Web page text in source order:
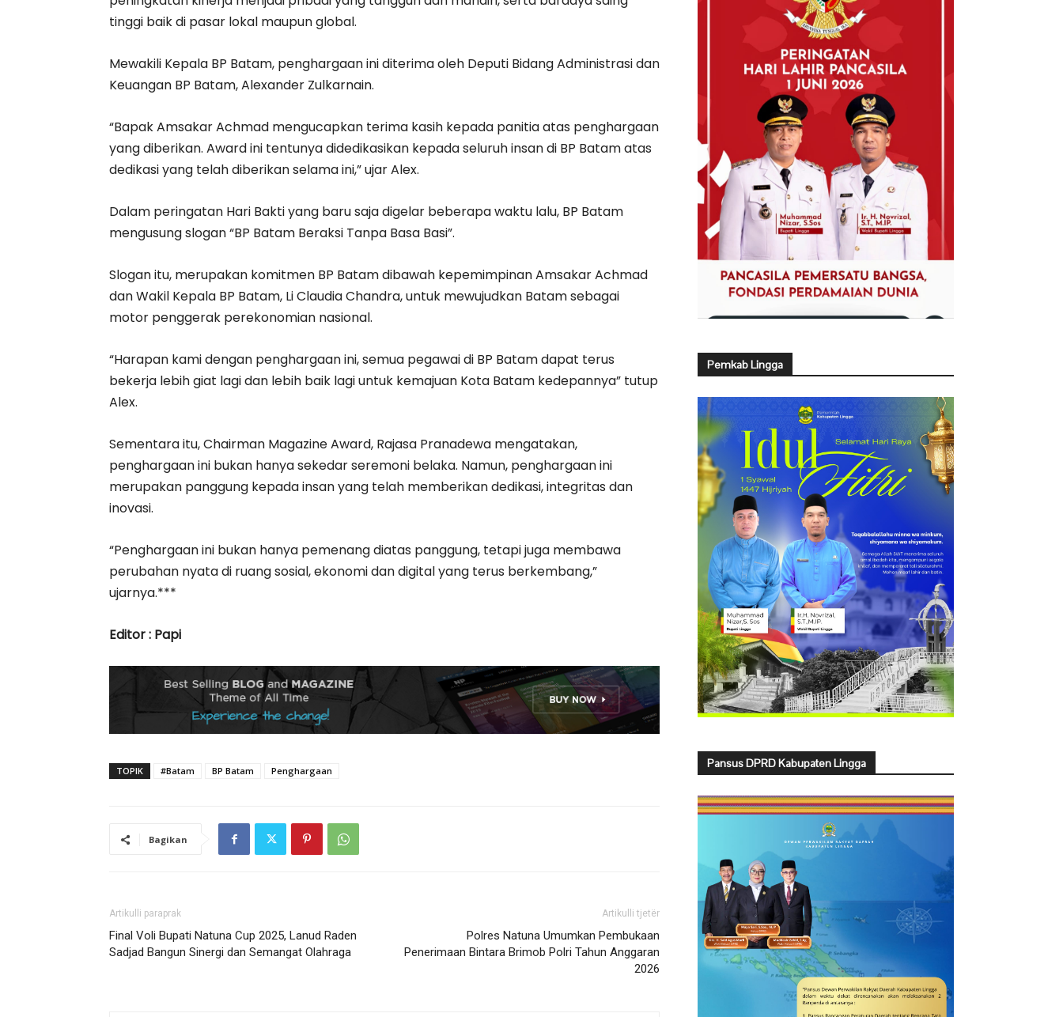
tinggi baik di pasar lokal maupun global.
Mewakili Kepala BP Batam, penghargaan ini diterima oleh Deputi Bidang Administrasi dan
Keuangan BP Batam, Alexander Zulkarnain.
“Bapak Amsakar Achmad mengucapkan terima kasih kepada panitia atas penghargaan
yang diberikan. Award ini tentunya didedikasikan kepada seluruh insan di BP Batam atas
dedikasi yang telah diberikan selama ini,” ujar Alex.
Dalam peringatan Hari Bakti yang baru saja digelar beberapa waktu lalu, BP Batam
mengusung slogan “BP Batam Beraksi Tanpa Basa Basi”.
Slogan itu, merupakan komitmen BP Batam dibawah kepemimpinan Amsakar Achmad
dan Wakil Kepala BP Batam, Li Claudia Chandra, untuk mewujudkan Batam sebagai
motor penggerak perekonomian nasional.
“Harapan kami dengan penghargaan ini, semua pegawai di BP Batam dapat terus
bekerja lebih giat lagi dan lebih baik lagi untuk kemajuan Kota Batam kedepannya” tutup
Alex.
Sementara itu, Chairman Magazine Award, Rajasa Pranadewa mengatakan,
penghargaan ini bukan hanya sekedar seremoni belaka. Namun, penghargaan ini
merupakan panggung kepada insan yang telah memberikan dedikasi, integritas dan
inovasi.
“Penghargaan ini bukan hanya pemenang diatas panggung, tetapi juga membawa
perubahan nyata di ruang sosial, ekonomi dan digital yang terus berkembang,”
ujarnya.***
Editor : Papi
TOPIK #Batam BP Batam Penghargaan
Bagikan
Artikulli paraprak
Final Voli Bupati Natuna Cup 2025, Lanud Raden
Sadjad Bangun Sinergi dan Semangat Olahraga
Artikulli tjetër
Polres Natuna Umumkan Pembukaan
Penerimaan Bintara Brimob Polri Tahun Anggaran
2026
Pemkab Lingga
Pansus DPRD Kabupaten Lingga